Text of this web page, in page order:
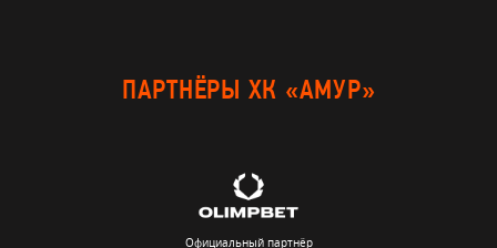
ПАРТНЁРЫ ХК «АМУР»
Официальный партнёр